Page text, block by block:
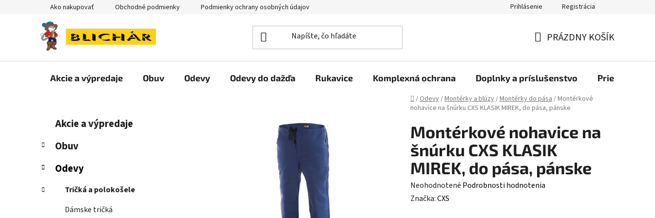
Ako nakupovať Obchodné podmienky Podmienky ochrany osobných údajov Prihlásenie Registrácia
KOŠÍK
PRÁZDNY KOŠÍK
Akcie a výpredaje Obuv Odevy Odevy do dažďa Rukavice Komplexná ochrana Doplnky a príslušenstvo Priemyselné
Domov
/Odevy/Montérky a blúzy/Montérky do pása/Montérkové
nohavice na šnúrku CXS KLASIK MIREK, do pása, pánske
č
ý
a
Preskočiť
kategórie
e
ó
i
Akcie a výpredaje
Obuv
Odevy
Tričká a polokošele
Dámske tričká
Montérkové nohavice na
šnúrku CXS KLASIK
MIREK, do pása, pánske
Priemerné
hodnotenie
Neohodnotené Podrobnosti hodnotenia
Značka:CXS